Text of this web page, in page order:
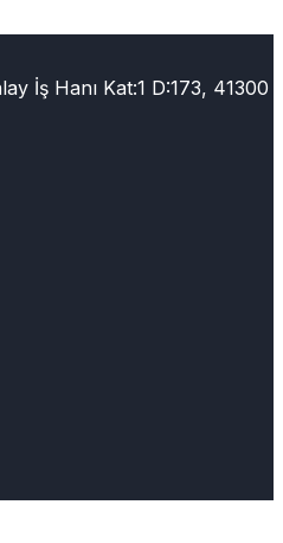
İş Hanı Kat:1 D:173, 41300